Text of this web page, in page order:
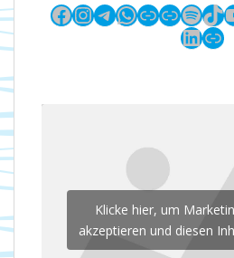
Facebook
Instagram
Telegram
WhatsApp
LinkLink
Klicke hier, um
akzeptieren und diesen